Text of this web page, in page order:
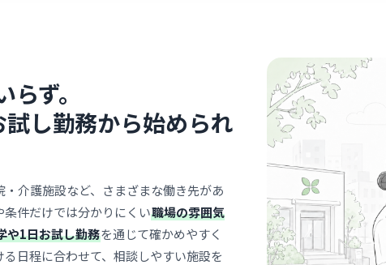
ク
い
最寄り
診療科
ず。
し勤務から始められ
介護施設など、さまざまな働き先があ
件だけでは分かりにくい職場の雰囲気
や1日お試し勤務を通じて確かめやすく
日程に合わせて、相談しやすい施設を